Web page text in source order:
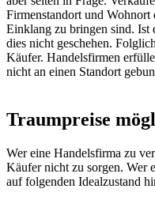
Firmenstandort und Wohnort
Einklang zu bringen sind. Ist
dies nicht geschehen.
Käufer. Handelsfirmen
nicht an einen Standort
Traumpreise
Wer eine Handelsfirma zu
Käufer nicht zu sorgen. Wer
auf folgenden Idealzustand